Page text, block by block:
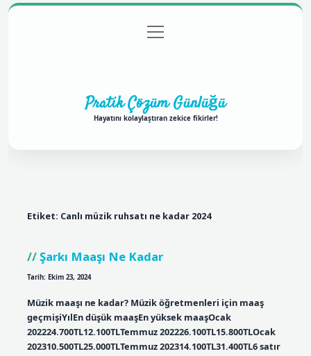
Gizlilik Politikası
menüyü
aç
Pratik Çözüm Günlüğü
Hayatını kolaylaştıran zekice fikirler!
Etiket: Canlı müzik ruhsatı ne kadar 2024
Şarkı Maaşı Ne Kadar
Tarih: Ekim 23, 2024
Müzik maaşı ne kadar? Müzik öğretmenleri için maaş
geçmişiYılEn düşük maaşEn yüksek maaşOcak
202224.700TL12.100TLTemmuz 202226.100TL15.800TLOcak
202310.500TL25.000TLTemmuz 202314.100TL31.400TL6 satır